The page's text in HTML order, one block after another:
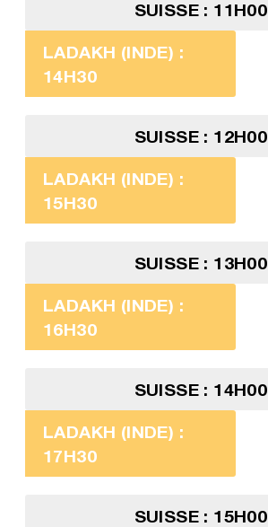
SUISSE : 11H00
LADAKH (INDE) :
14H30
SUISSE : 12H00
LADAKH (INDE) :
15H30
SUISSE : 13H00
LADAKH (INDE) :
16H30
SUISSE : 14H00
LADAKH (INDE) :
17H30
SUISSE : 15H00